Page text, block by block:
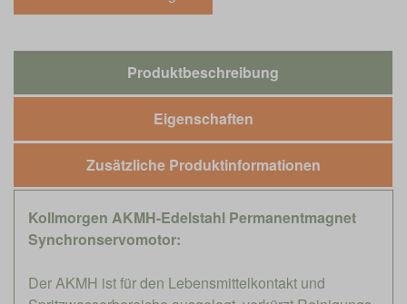
Produktbeschreibung
Eigenschaften
Zusätzliche Produktinformationen
Kollmorgen AKMH-Edelstahl Permanentmagnet
Synchronservomotor:
Der AKMH ist für den Lebensmittelkontakt und